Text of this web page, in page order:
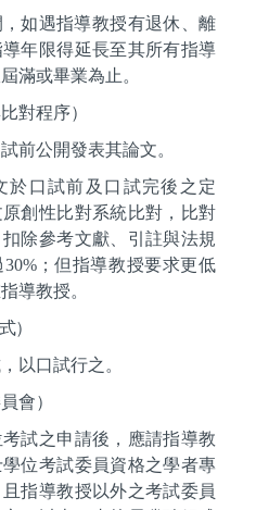
如遇指導教授有退休、離
年限得延長至其所有指導
滿或畢業為止。
對程序）
前公開發表其論文。
於口試前及口試完後之定
創性比對系統比對，比對
除參考文獻、引註與法規
30%；但指導教授要求更低
導教授。
）
以口試行之。
會）
試之申請後，應請指導教
位考試委員資格之學者專
指導教授以外之考試委員